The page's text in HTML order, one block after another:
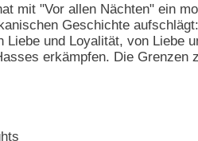
mit "Vor allen Nächten" ein
Geschichte
Liebe und Loyalität, von Liebe
erkämpfen. Die